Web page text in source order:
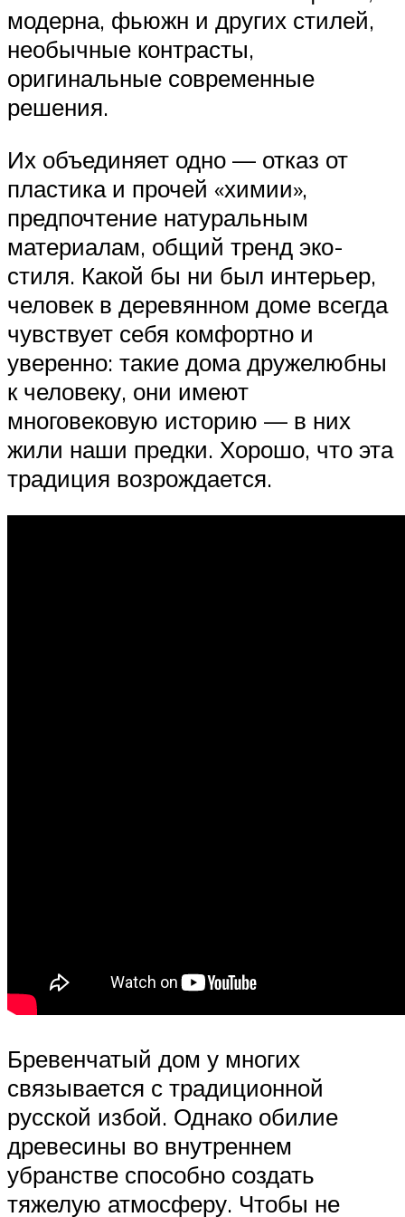
модерна, фьюжн и других стилей,
необычные контрасты,
оригинальные современные
решения.
Их объединяет одно — отказ от
пластика и прочей «химии»,
предпочтение натуральным
материалам, общий тренд эко-
стиля. Какой бы ни был интерьер,
человек в деревянном доме всегда
чувствует себя комфортно и
уверенно: такие дома дружелюбны
к человеку, они имеют
многовековую историю — в них
жили наши предки. Хорошо, что эта
традиция возрождается.
Бревенчатый дом у многих
связывается с традиционной
русской избой. Однако обилие
древесины во внутреннем
убранстве способно создать
тяжелую атмосферу. Чтобы не